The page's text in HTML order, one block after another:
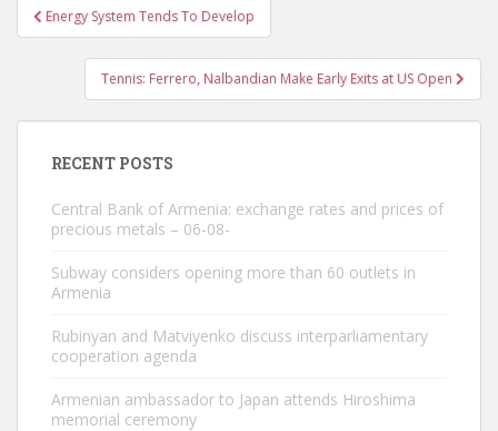
Post
navigation
Energy System Tends To Develop
Tennis: Ferrero, Nalbandian Make Early Exits at US Open
RECENT POSTS
Central Bank of Armenia: exchange rates and prices of
precious metals – 06-08-
Subway considers opening more than 60 outlets in
Armenia
Rubinyan and Matviyenko discuss interparliamentary
cooperation agenda
Armenian ambassador to Japan attends Hiroshima
memorial ceremony